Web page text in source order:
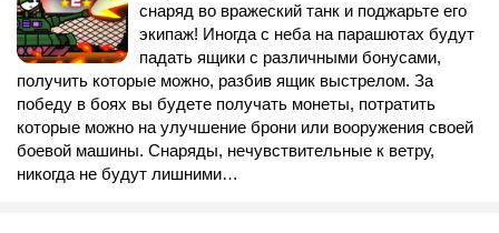
снаряд во вражеский танк и поджарьте его
экипаж! Иногда с неба на парашютах будут
падать ящики с различными бонусами,
получить которые можно, разбив ящик выстрелом. За
победу в боях вы будете получать монеты, потратить
которые можно на улучшение брони или вооружения своей
боевой машины. Снаряды, нечувствительные к ветру,
никогда не будут лишними…